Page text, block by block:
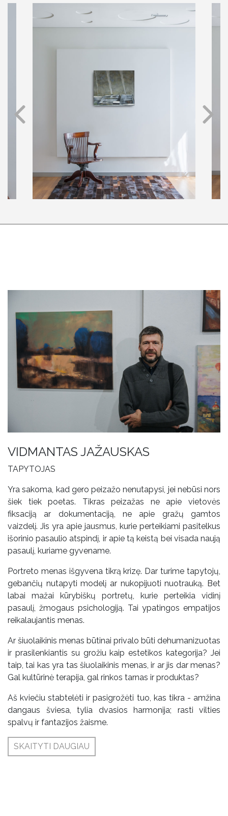
VIDMANTAS JAŽAUSKAS
TAPYTOJAS
Yra sakoma, kad gero peizažo nenutapysi, jei nebūsi nors
šiek tiek poetas. Tikras peizažas ne apie vietovės
fiksaciją ar dokumentaciją, ne apie gražų gamtos
vaizdelį. Jis yra apie jausmus, kurie perteikiami pasitelkus
išorinio pasaulio atspindį, ir apie tą keistą bei visada naują
pasaulį, kuriame gyvename.
Portreto menas išgyvena tikrą krizę. Dar turime tapytojų,
gebančių nutapyti modelį ar nukopijuoti nuotrauką. Bet
labai mažai kūrybiškų portretų, kurie perteikia vidinį
pasaulį, žmogaus psichologiją. Tai ypatingos empatijos
reikalaujantis menas.
Ar šiuolaikinis menas būtinai privalo būti dehumanizuotas
ir prasilenkiantis su grožiu kaip estetikos kategorija? Jei
taip, tai kas yra tas šiuolaikinis menas, ir ar jis dar menas?
Gal kultūrinė terapija, gal rinkos tarnas ir produktas?
Aš kviečiu stabtelėti ir pasigrožėti tuo, kas tikra - amžina
dangaus šviesa, tylia dvasios harmonija; rasti vilties
spalvų ir fantazijos žaisme.
SKAITYTI DAUGIAU